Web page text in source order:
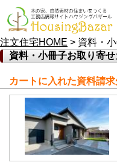
注文住宅HOME > 資料・
資料・小冊子お取り寄
カートに入れた資料請